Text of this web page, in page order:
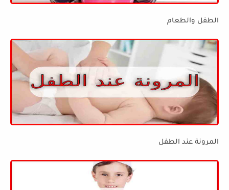
الطفل والطعام
المرونة عند الطفل